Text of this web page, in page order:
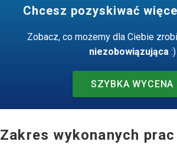
Chcesz pozyskiwać
Zobacz, co możemy dla Ciebie
niezobowiązująca:)
SZYBKA WYCENA
Zakres wykonanych prac